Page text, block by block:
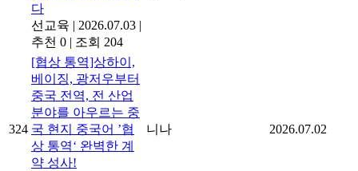
다
선교육 | 2026.07.03 |
추천 0 | 조회 204
324
[협상 통역]상하이,
베이징, 광저우부터
중국 전역, 전 산업
분야를 아우르는 중
국 현지 중국어 ’협
상 통역‘ 완벽한 계
약 성사!
니나 2026.07.02